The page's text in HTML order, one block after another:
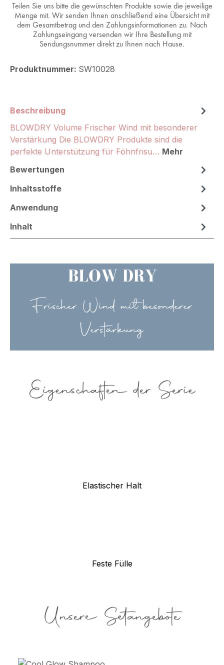
Teilen Sie uns bitte die gewünschten Produkte sowie die jeweilige
Menge mit. Wir senden Ihnen anschließend eine Übersicht mit
dem Gesamtbetrag und den Zahlungsinformationen zu. Nach
Zahlungseingang versenden wir Ihre Bestellung mit
Sendungsnummer direkt zu Ihnen nach Hause.
Produktnummer: SW10028
Beschreibung
BLOWDRY Volume Frischer Wind mit besonderer
Verstärkung Die BLOWDRY Produkte sind die
perfekte Unterstützung für Föhnfrisu… Mehr
Bewertungen
Inhaltsstoffe
Anwendung
Inhalt
BLOW DRY
Frischer Wind mit besonderer
Verstärkung
Eigenschaften der Serie
Elastischer Halt
Feste Fülle
Unsere Setangebote